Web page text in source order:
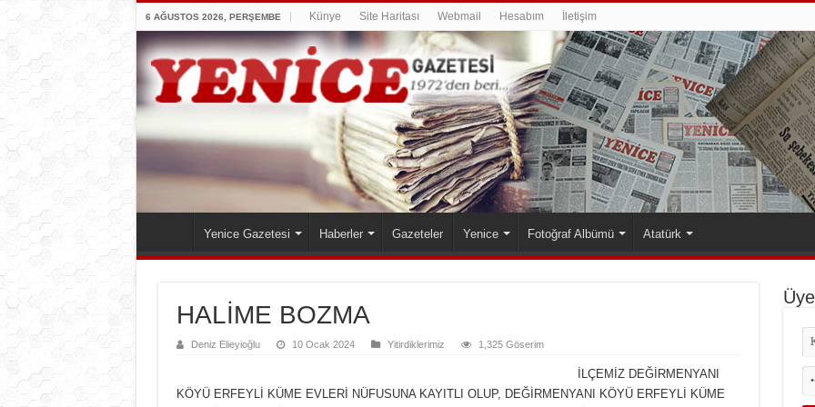
6 AĞUSTOS 2026, PERŞEMBE Künye Site Haritası Webmail Hesabım İletişim
Yenice Gazetesi Haberler Gazeteler Yenice Fotoğraf Albümü Atatürk
HALİME BOZMA
Deniz Elieyioğlu 10 Ocak 2024 Yitirdiklerimiz 1,325 Göserim
İLÇEMİZ DEĞİRMENYANI
KÖYÜ ERFEYLİ KÜME EVLERİ NÜFUSUNA KAYITLI OLUP, DEĞİRMENYANI KÖYÜ ERFEYLİ KÜME